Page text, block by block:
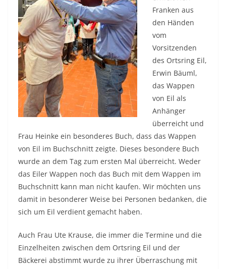
Franken aus
den Händen
vom
Vorsitzenden
des Ortsring Eil,
Erwin Bäuml,
das Wappen
von Eil als
Anhänger
überreicht und
Frau Heinke ein besonderes Buch, dass das Wappen
von Eil im Buchschnitt zeigte. Dieses besondere Buch
wurde an dem Tag zum ersten Mal überreicht. Weder
das Eiler Wappen noch das Buch mit dem Wappen im
Buchschnitt kann man nicht kaufen. Wir möchten uns
damit in besonderer Weise bei Personen bedanken, die
sich um Eil verdient gemacht haben.
Auch Frau Ute Krause, die immer die Termine und die
Einzelheiten zwischen dem Ortsring Eil und der
Bäckerei abstimmt wurde zu ihrer Überraschung mit